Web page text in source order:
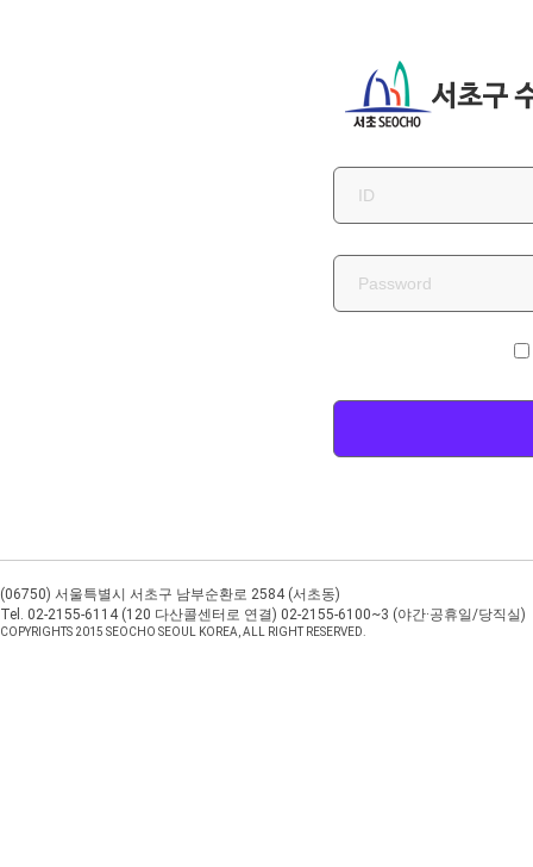
(06750) 서울특별시 서초구 남부순환로 2584 (서초동)
Tel. 02-2155-6114(120 다산콜센터로 연결) 02-2155-6100~3 (야간·공휴일/당직실)
COPYRIGHTS 2015 SEOCHO SEOUL KOREA, ALL RIGHT RESERVED.